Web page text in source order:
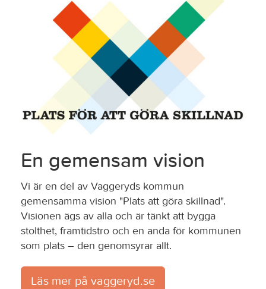
En gemensam vision
Vi är en del av Vaggeryds kommun
gemensamma vision "Plats att göra skillnad".
Visionen ägs av alla och är tänkt att bygga
stolthet, framtidstro och en anda för kommunen
som plats – den genomsyrar allt.
Läs mer på vaggeryd.se